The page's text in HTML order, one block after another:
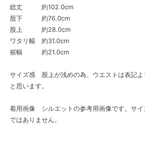
総丈 約102.0cm
股下 約76.0cm
股上 約28.0cm
ワタリ幅 約31.0cm
裾幅 約21.0cm
サイズ感 股上が浅めの為、ウエストは表記よ
と思います。
着用画像 シルエットの参考用画像です。サイ
ではありません。